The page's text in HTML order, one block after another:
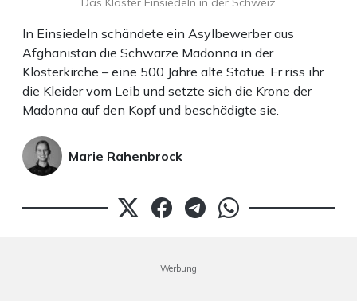
In Einsiedeln schändete ein Asylbewerber aus
Afghanistan die Schwarze Madonna in der
Klosterkirche – eine 500 Jahre alte Statue. Er riss ihr
die Kleider vom Leib und setzte sich die Krone der
Madonna auf den Kopf und beschädigte sie.
Marie Rahenbrock
Werbung